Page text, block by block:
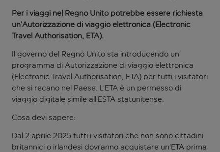
Per i viaggi nel Regno Unito potrebbe essere richiesta
un’Autorizzazione di viaggio elettronica (Electronic
Travel Authorisation, ETA).
Il governo del Regno Unito sta introducendo un
programma di Autorizzazione di viaggio elettronica
(Electronic Travel Authorisation, ETA) per tutti i visitatori
che si recano nel Paese. L’ETA è un permesso di
viaggio digitale simile all’ESTA statunitense.
Cosa devi sapere:
Dal 2 aprile 2025 tutti i visitatori che non sono cittadini
britannici o irlandesi dovranno acquistare un’ETA prima